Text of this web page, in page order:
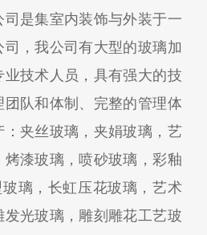
司是集室内装饰与外装于一
，我公司有大型的玻璃加
技术人员，具有强大的技
队和体制、完整的管理体
：夹丝玻璃，夹娟玻璃，艺
漆玻璃，喷砂玻璃，彩釉
璃，长虹压花玻璃，艺术
光玻璃，雕刻雕花工艺玻